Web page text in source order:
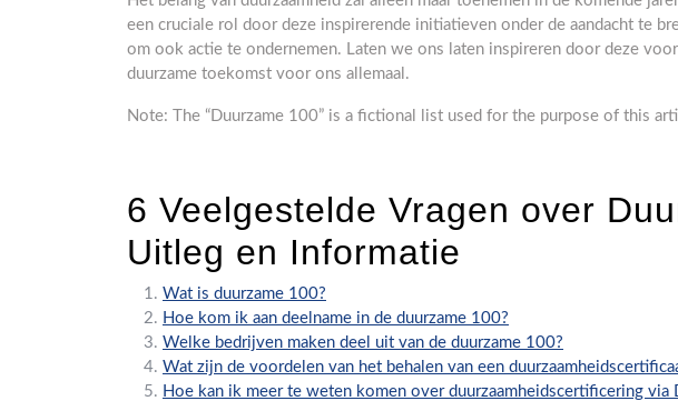
een cruciale rol door deze inspirerende initiatieven onder de aandacht te
om ook actie te ondernemen. Laten we ons laten inspireren door deze
duurzame toekomst voor ons allemaal.
Note: The “Duurzame 100” is a fictional list used for the purpose of this
6 Veelgestelde Vragen over
Uitleg en Informatie
Wat is duurzame 100?
Hoe kom ik aan deelname in de duurzame 100?
Welke bedrijven maken deel uit van de duurzame 100?
Wat zijn de voordelen van het behalen van een
Hoe kan ik meer te weten komen over duurzaamheidscertificering via